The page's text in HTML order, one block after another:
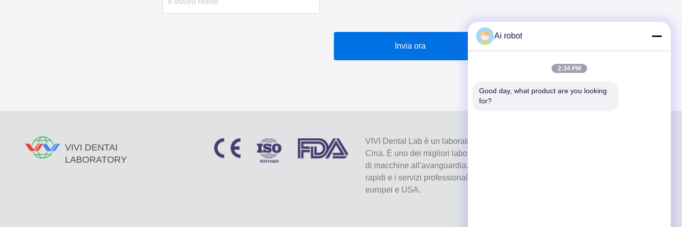
Invia ora
VIVI DENTAI
LABORATORY
VIVI Dental Lab è un laboratorio a servizio completo di alto livello di Shenzhen, in
Cina. È uno dei migliori laboratori odontotecnici certificati CE, ISO e FDA e dotati
di macchine all'avanguardia. Suo l'impegno per l'alta qualità, i tempi di consegna
rapidi e i servizi professionali ha vinto numerosi feedback positivi dai mercati
europei e USA.
Ai robot
2:34 PM
Good day, what product are you looking
for?